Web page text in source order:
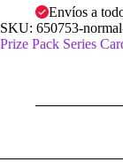
Envíos a
SKU: 650753-
Prize Pack Series